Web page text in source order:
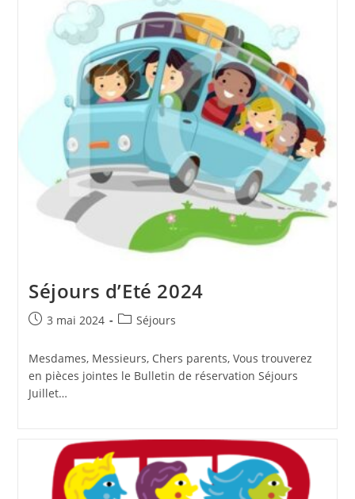
Séjours d’Eté 2024
Publication
3 mai 2024
PostSéjours
Mesdames, Messieurs, Chers parents, Vous trouverez
en pièces jointes le Bulletin de réservation Séjours
Juillet…